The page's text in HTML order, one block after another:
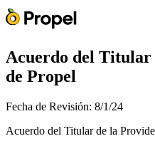
Acuerdo del
de Propel
Fecha de Revisión: 8/1/24
Acuerdo del Titular de la